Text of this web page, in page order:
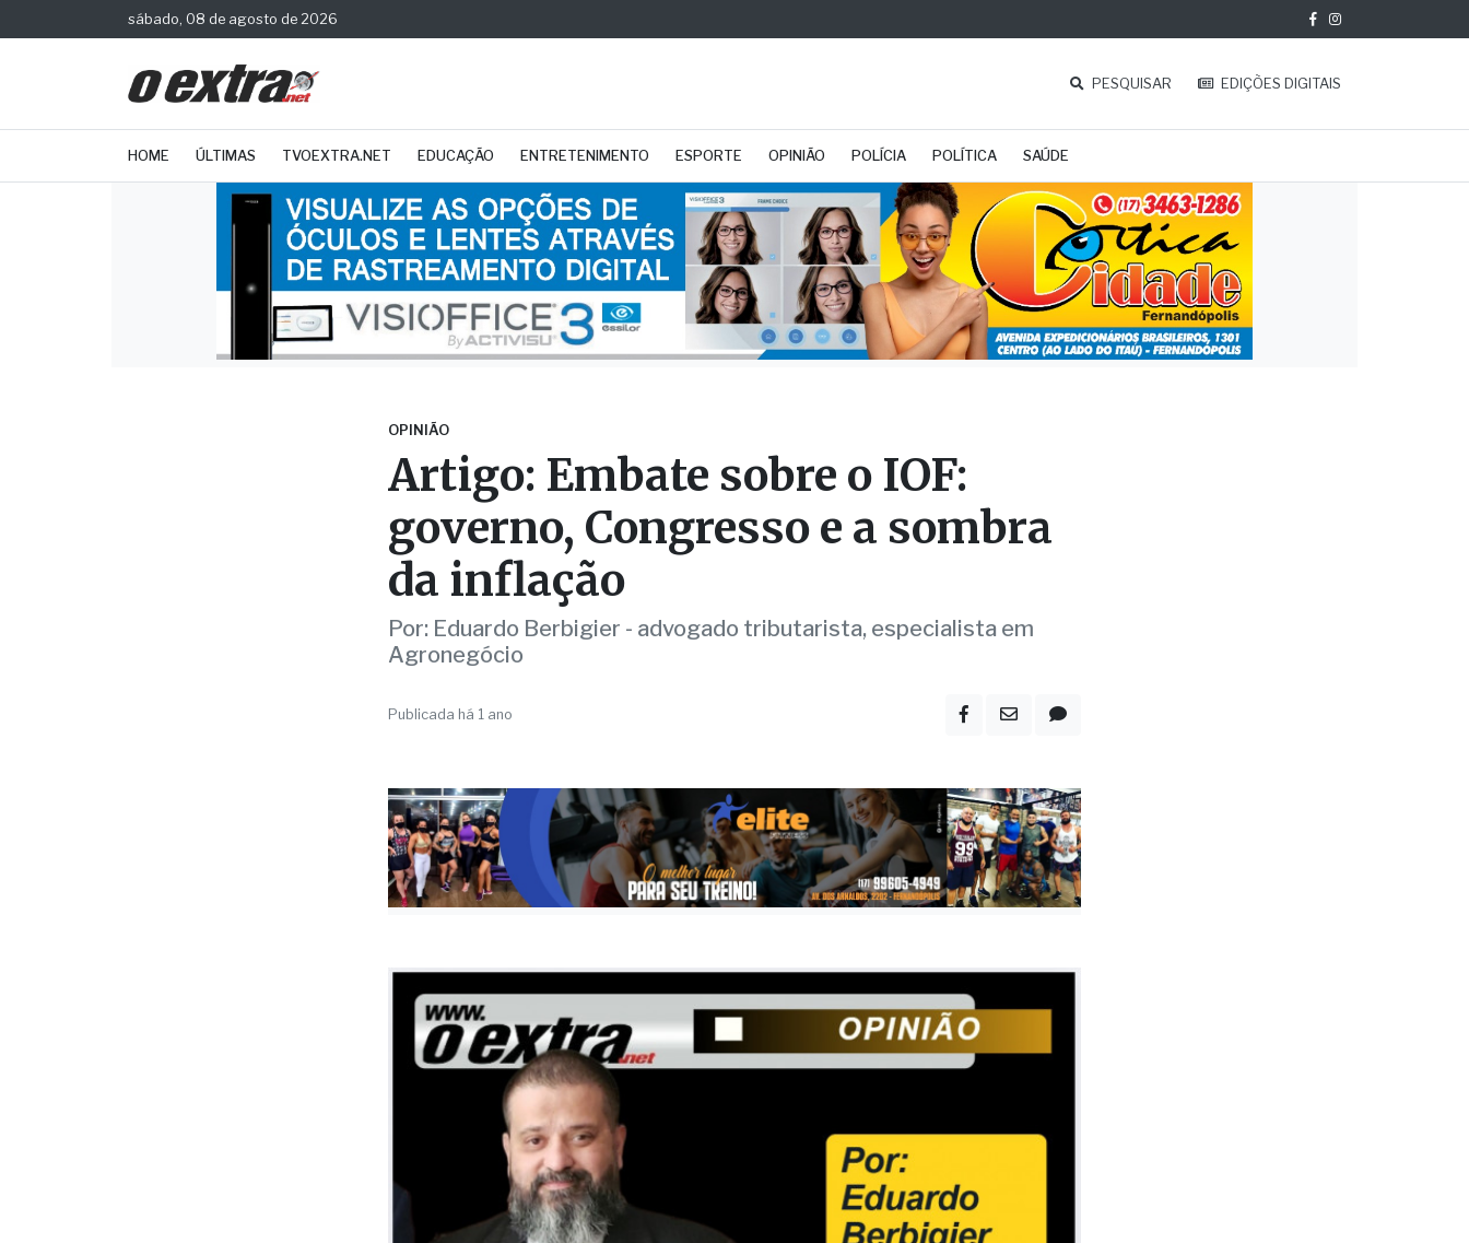
sábado, 08 de agosto de 2026
PESQUISAR EDIÇÕES DIGITAIS
HOME ÚLTIMAS TVOEXTRA.NET EDUCAÇÃO ENTRETENIMENTO ESPORTE OPINIÃO POLÍCIA POLÍTICA SAÚDE
OPINIÃO
Artigo: Embate sobre o IOF:
governo, Congresso e a sombra
da inflação
Por: Eduardo Berbigier - advogado tributarista, especialista em
Agronegócio